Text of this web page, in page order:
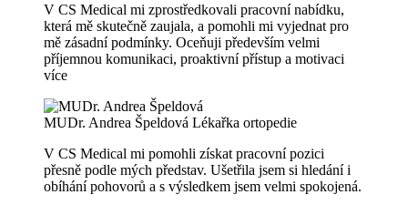
V CS Medical mi zprostředkovali pracovní nabídku,
která mě skutečně zaujala, a pomohli mi vyjednat pro
mě zásadní podmínky. Oceňuji především velmi
příjemnou komunikaci, proaktivní přístup a motivaci
více
MUDr. Andrea Špeldová Lékařka ortopedie
V CS Medical mi pomohli získat pracovní pozici
přesně podle mých představ. Ušetřila jsem si hledání i
obíhání pohovorů a s výsledkem jsem velmi spokojená.